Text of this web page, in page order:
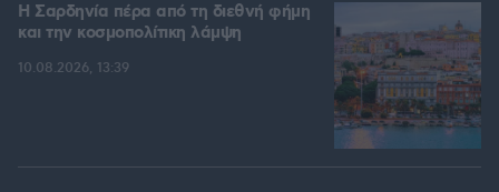
Η Σαρδηνία πέρα από τη διεθνή φήμη
και την κοσμοπολίτικη λάμψη
10.08.2026, 13:39